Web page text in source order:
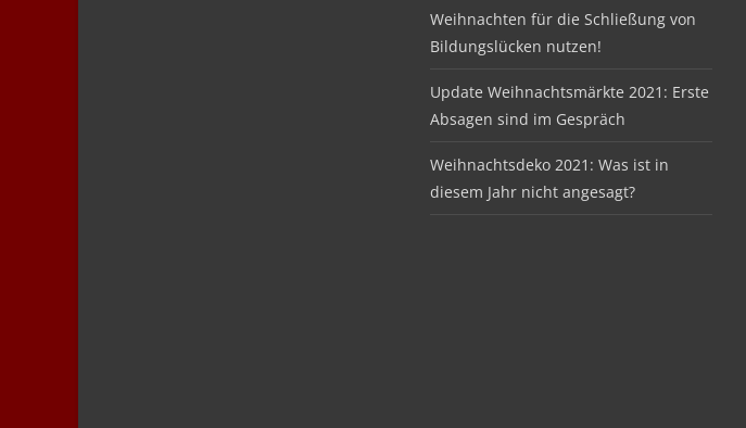
Weihnachten für die Schließung von
Bildungslücken nutzen!
Update Weihnachtsmärkte 2021: Erste
Absagen sind im Gespräch
Weihnachtsdeko 2021: Was ist in
diesem Jahr nicht angesagt?